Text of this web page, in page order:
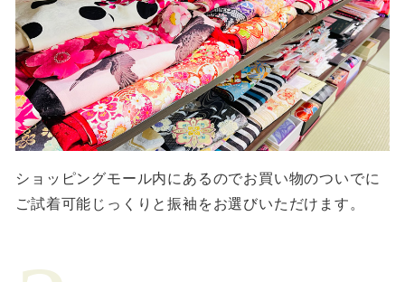
ショッピングモール内にあるのでお買い物のついでに
ご試着可能じっくりと振袖をお選びいただけます。